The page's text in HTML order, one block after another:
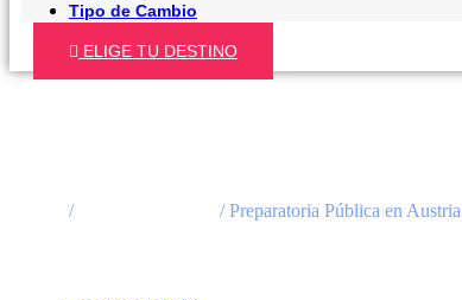
Tipo de Cambio
ELIGE TU DESTINO
/ / Preparatoria Pública en Austria